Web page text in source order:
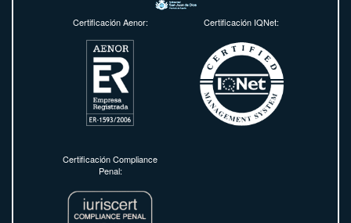
Certificación Aenor: Certificación IQNet:
Certificación Compliance
Penal: